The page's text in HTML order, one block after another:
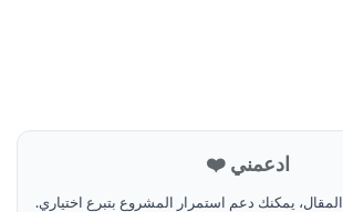
ادعمني ❤️
يمكنك دعم استمرار المشروع بتبرع اختياري.